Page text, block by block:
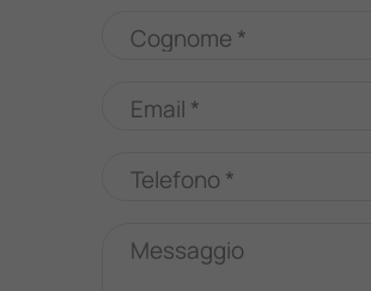
Cognome *
Email *
Telefono *
Messaggio